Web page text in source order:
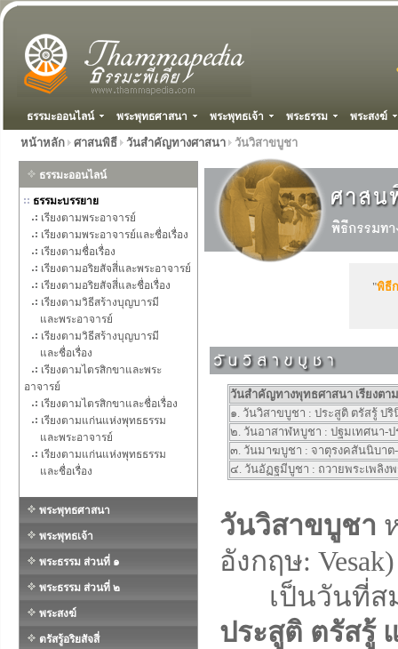
ธรรมะออนไลน์ พระพุทธศาสนา พระพุทธเจ้า พระธรรม พระสงฆ์
หน้าหลัก ศาสนพิธี วันสำคัญทางศาสนา วันวิสาขบูชา
ธรรมะออนไลน์
ธรรมะบรรยาย
เรียงตามพระอาจารย์
เรียงตามพระอาจารย์และชื่อเรื่อง
เรียงตามชื่อเรื่อง
เรียงตามอริยสัจสี่และพระอาจารย์
เรียงตามอริยสัจสี่และชื่อเรื่อง
เรียงตามวิธีสร้างบุญบารมี
และพระอาจารย์
เรียงตามวิธีสร้างบุญบารมี
และชื่อเรื่อง
เรียงตามไตรสิกขาและพระ
อาจารย์
เรียงตามไตรสิกขาและชื่อเรื่อง
เรียงตามแก่นแห่งพุทธธรรม
และพระอาจารย์
เรียงตามแก่นแห่งพุทธธรรม
และชื่อเรื่อง
พระพุทธศาสนา
พระพุทธเจ้า
พระธรรม ส่วนที่ ๑
พระธรรม ส่วนที่ ๒
พระสงฆ์
ตรัสรู้อริยสัจสี่
"พิธี
วันสำคัญทางพุทธศาสนา เรียงตา
๑. วันวิสาขบูชา : ประสูติ ตรัสรู้ ป
๒. วันอาสาฬหบูชา : ปฐมเทศนา-ป
๓. วันมาฆบูชา : จาตุรงคสันนิบา
๔. วันอัฏฐมีบูชา : ถวายพระเพลิง
วันวิสาขบูชา
อังกฤษ: Vesak)
เป็นวันที่สม
ประสูติ ตรัสรู้